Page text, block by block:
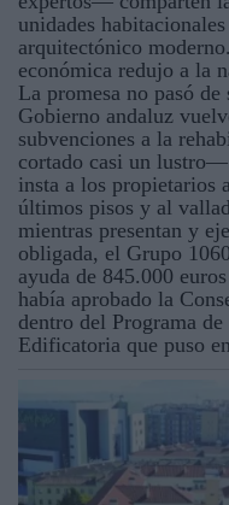
unidades
arquitectónico
económica redujo a la
La promesa no pasó
Gobierno andaluz
subvenciones a la
cortado casi un
insta a los propietarios
últimos pisos y al
mientras presentan y
obligada, el Grupo
ayuda de 845.000
había aprobado la
dentro del Programa
Edificatoria que puso